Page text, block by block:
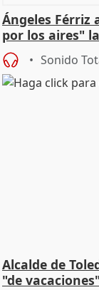
Ángeles Férriz
por los aires"
SMA
Sonido
Alcalde de
"de